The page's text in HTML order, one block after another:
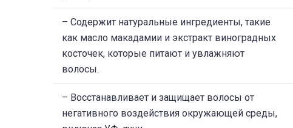
– Содержит натуральные ингредиенты, такие
как масло макадамии и экстракт виноградных
косточек, которые питают и увлажняют
волосы.
– Восстанавливает и защищает волосы от
негативного воздействия окружающей среды,